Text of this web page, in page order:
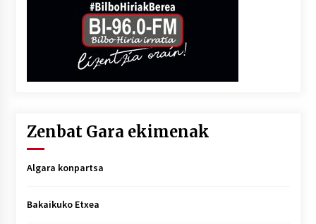
Zenbat Gara ekimenak
Algara konpartsa
Bakaikuko Etxea